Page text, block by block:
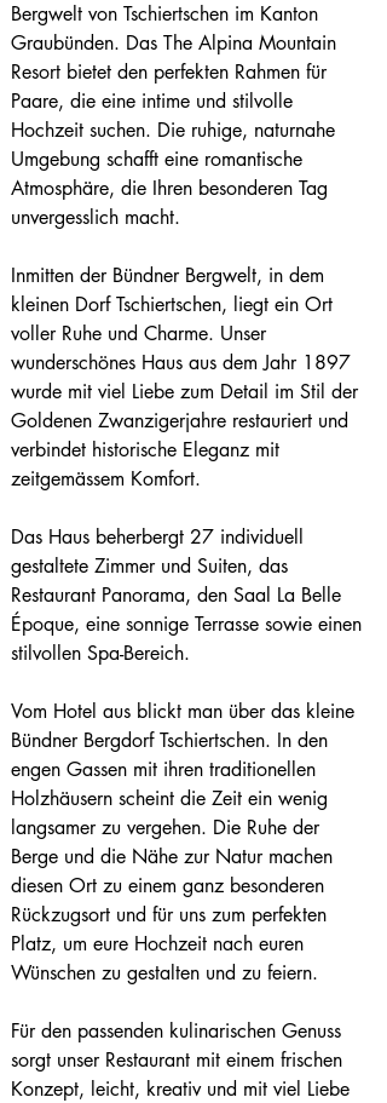
Bergwelt von Tschiertschen im Kanton
Graubünden. Das The Alpina Mountain
Resort bietet den perfekten Rahmen für
Paare, die eine intime und stilvolle
Hochzeit suchen. Die ruhige, naturnahe
Umgebung schafft eine romantische
Atmosphäre, die Ihren besonderen Tag
unvergesslich macht.
Inmitten der Bündner Bergwelt, in dem
kleinen Dorf Tschiertschen, liegt ein Ort
voller Ruhe und Charme. Unser
wunderschönes Haus aus dem Jahr 1897
wurde mit viel Liebe zum Detail im Stil der
Goldenen Zwanzigerjahre restauriert und
verbindet historische Eleganz mit
zeitgemässem Komfort.
Das Haus beherbergt 27 individuell
gestaltete Zimmer und Suiten, das
Restaurant Panorama, den Saal La Belle
Époque, eine sonnige Terrasse sowie einen
stilvollen Spa-Bereich.
Vom Hotel aus blickt man über das kleine
Bündner Bergdorf Tschiertschen. In den
engen Gassen mit ihren traditionellen
Holzhäusern scheint die Zeit ein wenig
langsamer zu vergehen. Die Ruhe der
Berge und die Nähe zur Natur machen
diesen Ort zu einem ganz besonderen
Rückzugsort und für uns zum perfekten
Platz, um eure Hochzeit nach euren
Wünschen zu gestalten und zu feiern.
Für den passenden kulinarischen Genuss
sorgt unser Restaurant mit einem frischen
Konzept, leicht, kreativ und mit viel Liebe